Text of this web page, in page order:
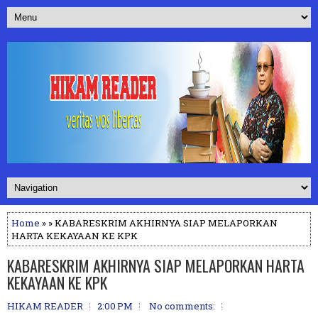
Home » » KABARESKRIM AKHIRNYA SIAP MELAPORKAN
HARTA KEKAYAAN KE KPK
KABARESKRIM AKHIRNYA SIAP MELAPORKAN HARTA
KEKAYAAN KE KPK
HIKAM READER 2:00 PM
No comments: